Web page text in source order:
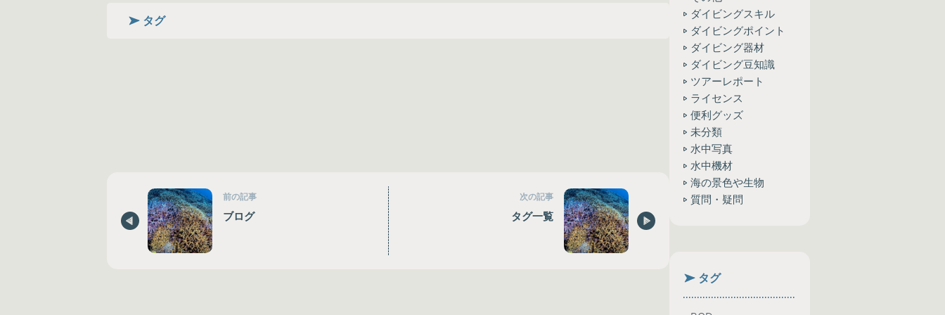
タグ
前の記事
ブログ
次の記事
タグ一覧
ダイビングスキル
ダイビングポイント
ダイビング器材
ダイビング豆知識
ツアーレポート
ライセンス
便利グッズ
未分類
水中写真
水中機材
海の景色や生物
質問・疑問
タグ